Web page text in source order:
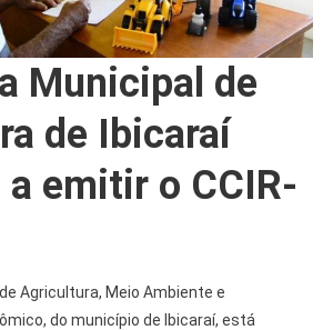
Municipal de
de Ibicaraí
emitir o CCIR-
Agricultura, Meio Ambiente e
do município de Ibicaraí, está